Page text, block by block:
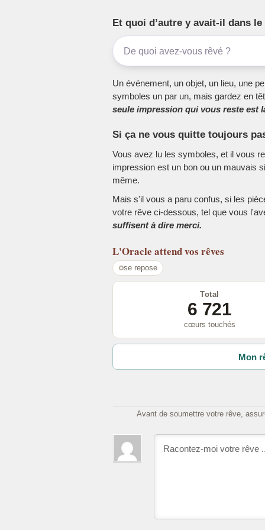
Et quoi d’autre y avait-il dans le
Un événement, un objet, un lieu, une
symboles un par un, mais gardez en
seule impression qui vous reste est
Si ça ne vous quitte toujours
Vous avez lu les symboles, et il vous
impression est un bon ou un mauvais
même.
Mais s'il vous a paru confus, si les
votre rêve ci-dessous, tel que vous
suffisent à dire merci.
L'Oracle attend vos rêves
se repose
Total
6 721
cœurs touchés
Mon
Avant de soumettre votre rêve,